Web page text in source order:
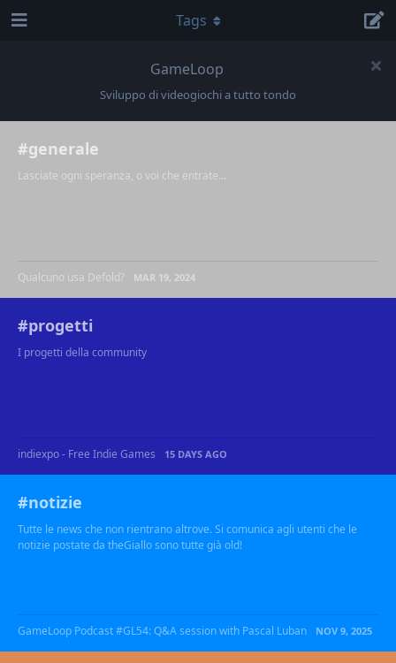
GameLoop
Sviluppo di videogiochi a tutto tondo
Tags
#generale
Lasciate ogni speranza, o voi che entrate...
Qualcuno usa Defold? MAR 19, 2024
#progetti
I progetti della community
indiexpo - Free Indie Games 15 DAYS AGO
#notizie
Tutte le news che non rientrano altrove. Si comunica agli utenti che le
notizie postate da theGiallo sono tutte già old!
GameLoop Podcast #GL54: Q&A session with Pascal Luban NOV 9, 2025